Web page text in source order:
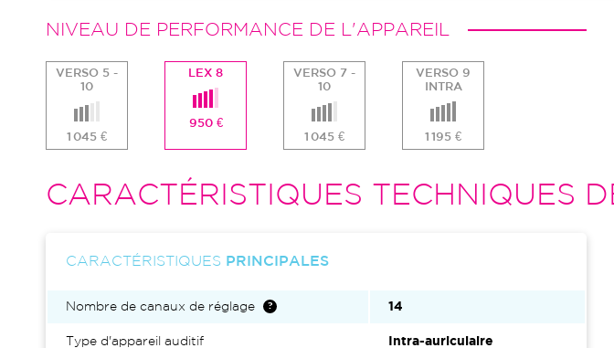
NIVEAU DE PERFORMANCE DE L'APPAREIL
VERSO 5 -
10
1 045 €
LEX 8
950 €
VERSO 7 -
10
1 045 €
VERSO 9
INTRA
1 195 €
CARACTÉRISTIQUES TECHNIQUES
CARACTÉRISTIQUES PRINCIPALES
Nombre de canaux de réglage 14
Type d'appareil auditif Intra-auriculaire